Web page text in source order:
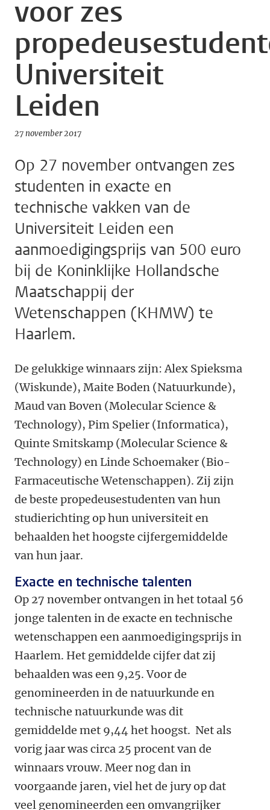
voor zes
Universiteit
Leiden
27 november 2017
Op 27 november ontvangen zes
studenten in exacte en
technische vakken van de
Universiteit Leiden een
aanmoedigingsprijs van 500 euro
bij de Koninklijke Hollandsche
Maatschappij der
Wetenschappen (KHMW) te
Haarlem.
De gelukkige winnaars zijn: Alex Spieksma
(Wiskunde), Maite Boden (Natuurkunde),
Maud van Boven (Molecular Science &
Technology), Pim Spelier (Informatica),
Quinte Smitskamp (Molecular Science &
Technology) en Linde Schoemaker (Bio-
Farmaceutische Wetenschappen). Zij zijn
de beste propedeusestudenten van hun
studierichting op hun universiteit en
behaalden het hoogste cijfergemiddelde
van hun jaar.
Exacte en technische talenten
Op 27 november ontvangen in het totaal 56
jonge talenten in de exacte en technische
wetenschappen een aanmoedigingsprijs in
Haarlem. Het gemiddelde cijfer dat zij
behaalden was een 9,25. Voor de
genomineerden in de natuurkunde en
technische natuurkunde was dit
gemiddelde met 9,44 het hoogst. Net als
vorig jaar was circa 25 procent van de
winnaars vrouw. Meer nog dan in
voorgaande jaren, viel het de jury op dat
veel genomineerden een omvangrijker